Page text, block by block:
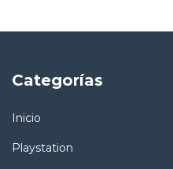
Categorías
Inicio
Playstation